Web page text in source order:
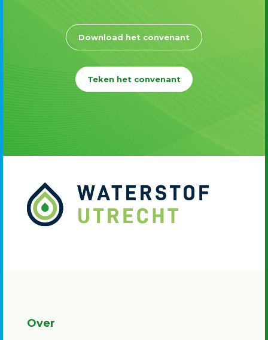
Download het convenant
Teken het convenant
Over